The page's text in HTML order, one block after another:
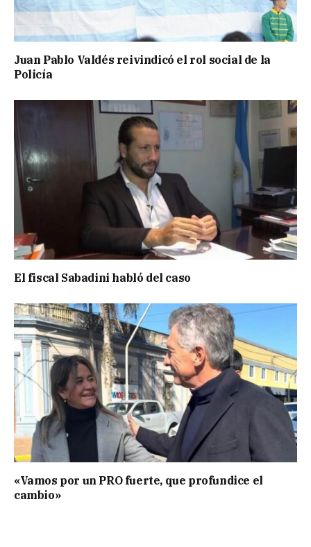
Juan Pablo Valdés reivindicó el rol social de la
Policía
El fiscal Sabadini habló del caso
«Vamos por un PRO fuerte, que profundice el
cambio»